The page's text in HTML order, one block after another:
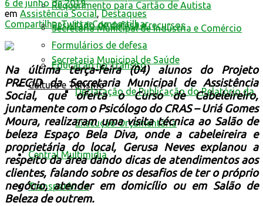
Requerimento para Cartão de Autista
Resultado de defesa e recursos
Formulários de defesa
Educação no Trânsito
Cultura e Turismo
Secretaria Municipal de Indústria e Comércio
Secretaria Municipal de Saúde
Declaração de Publicação do Relatório da
Execução Orçamentária
Central Multimídia
Transparência
6 de junho de 2019
em Assistência Social,Destaques
CompartilharTwittarCompartilhar
Na última terça-feira (04) alunos do Projeto
PRECID da Secretaria Municipal de Assistência
Social, que oferta o Curso de Cabeleireiro,
juntamente com o Psicólogo do CRAS – Uriá Gomes
Moura, realizaram uma visita técnica ao Salão de
beleza Espaço Bela Diva, onde a cabeleireira e
proprietária do local, Gerusa Neves explanou a
respeito da área dando dicas de atendimentos aos
clientes, falando sobre os desafios de ter o próprio
negócio, atender em domicílio ou em Salão de
Beleza de outrem.